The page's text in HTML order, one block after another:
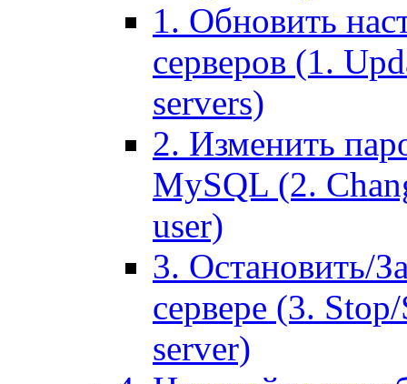
1. Обновить
серверов (1.
servers)
2. Изменить
MySQL (2.
user)
3. Остановить/
сервере (3.
server)